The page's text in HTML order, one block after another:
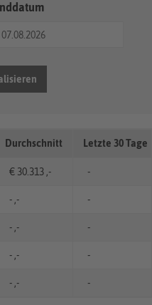
Durchschnitt Letzte 30 Tage
€ 30.313 ,- -
- ,- -
- ,- -
- ,- -
- ,- -